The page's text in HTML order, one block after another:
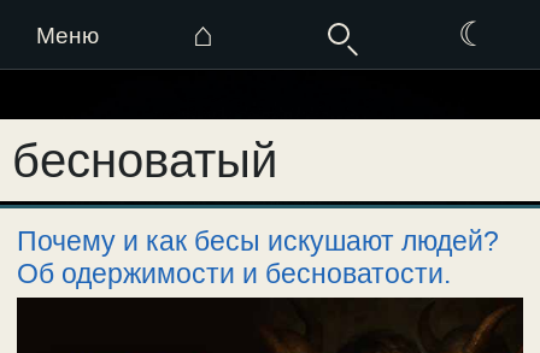
Меню ⌂ ☾
к
содержимому
бесноватый
Почему и как бесы искушают людей?
Об одержимости и бесноватости.